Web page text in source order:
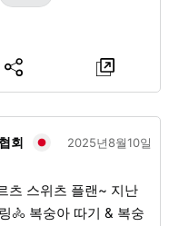
회 2025년8월10일
위츠 플랜~ 지난
🚴 복숭아 따기 & 복숭